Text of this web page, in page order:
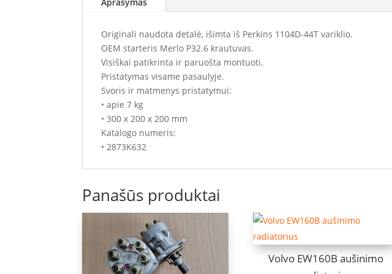
Originali naudota detalė, išimta iš Perkins 1104D-44T variklio.
OEM starteris Merlo P32.6 krautuvas.
Visiškai patikrinta ir paruošta montuoti.
Pristatymas visame pasaulyje.
Svoris ir matmenys pristatymui:
• apie 7 kg
• 300 x 200 x 200 mm
Katalogo numeris:
• 2873K632
Panašūs produktai
Volvo EW160B aušinimo